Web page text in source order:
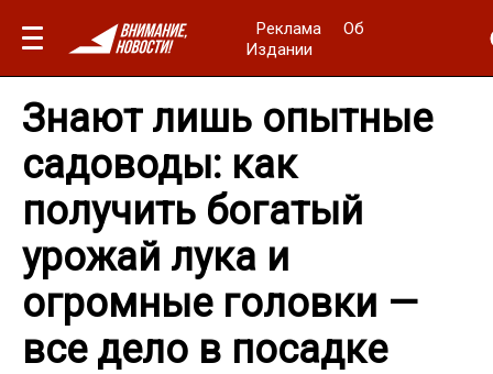
Реклама
Об
Издании
Знают лишь опытные
садоводы: как
получить богатый
урожай лука и
огромные головки —
все дело в посадке